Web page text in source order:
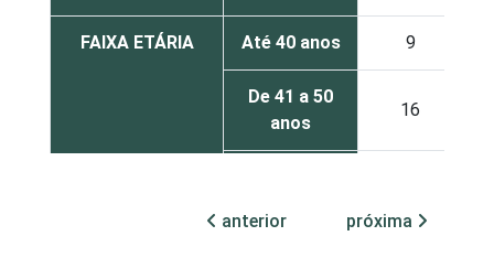
FAIXA ETÁRIA Até 40 anos 9
De 41 a 50
anos
16
anterior próxima